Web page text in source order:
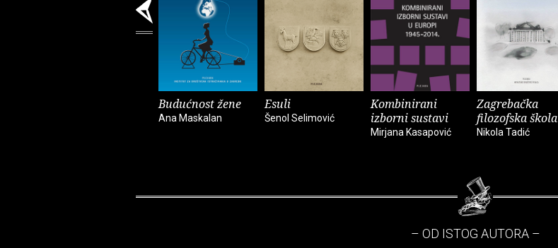
Budućnost žene
Ana Maskalan
Esuli
Šenol Selimović
Kombinirani
izborni sustavi
Mirjana Kasapović
Zagrebačka
filozofska škola
Nikola Tadić
– OD ISTOG AUTORA –